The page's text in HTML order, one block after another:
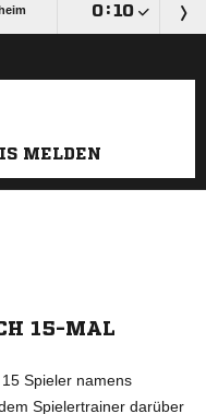
:
MELDEN
15-MAL
Spieler namens
Spielertrainer darüber